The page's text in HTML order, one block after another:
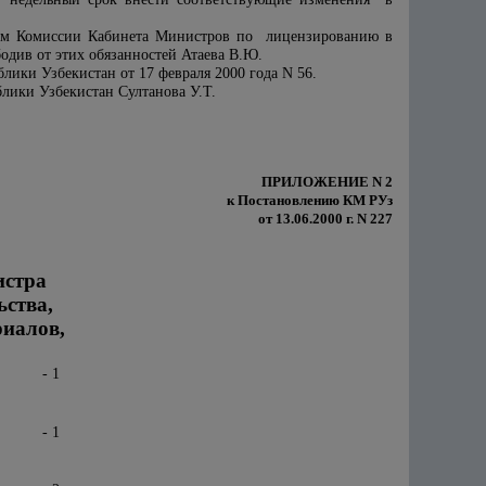
Комиссии Кабинета Министров по лицензированию в
от этих обязанностей Атаева В.Ю.
Узбекистан от 17 февраля 2000 года N 56.
Узбекистан Султанова У.Т.
ПРИЛОЖЕНИЕ N 2
к Постановлению КМ РУз
от 13.06.2000 г. N 227
- 1
- 1